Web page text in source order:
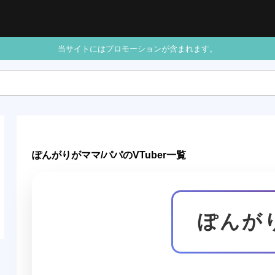
当サイトにはプロモーションが含まれます。
ぽんがりがママ/パパのVTuber一覧
ぽんが